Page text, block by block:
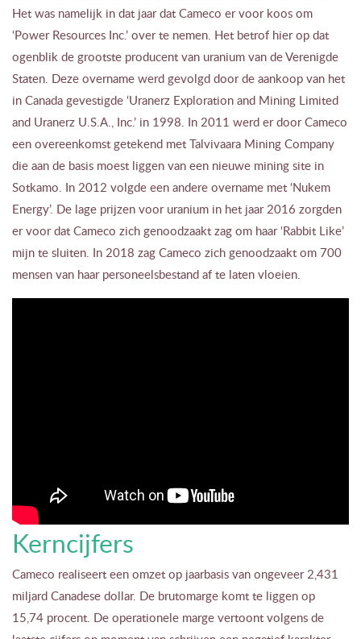
Het was namelijk in dat jaar dat Cameco er voor koos om
‘Power Resources Inc.’ over te nemen. Het betrof hier op dat
ogenblik de grootste producent van uranium van de Verenigde
Staten. Deze overname werd gevolgd door de aankoop van het
in Canada gevestigde ‘Uranerz Exploration and Mining Limited
and Uranerz U.S.A., Inc.’ in 1998. In 2011 werd er door Cameco
een overeenkomst getekend met Talvivaara Mining Company
die aan de basis moest liggen van een nieuwe mining site in
Sotkamo. In 2012 volgde een andere overname met ‘Nukem
Energy’. De lage prijzen voor uranium in het jaar 2016 zorgden
er voor dat Cameco zich genoodzaakt zag om haar ‘Rabbit Like’
mijn te sluiten. In 2018 zag Cameco zich genoodzaakt om 700
mensen van haar personeelsbestand af te laten vloeien.
Kerncijfers
Cameco realiseert een omzet op jaarbasis van ongeveer 2,431
miljard Canadese dollar. De brutomarge komt te liggen op
15,74 procent. De operationele marge vertoont volgens de